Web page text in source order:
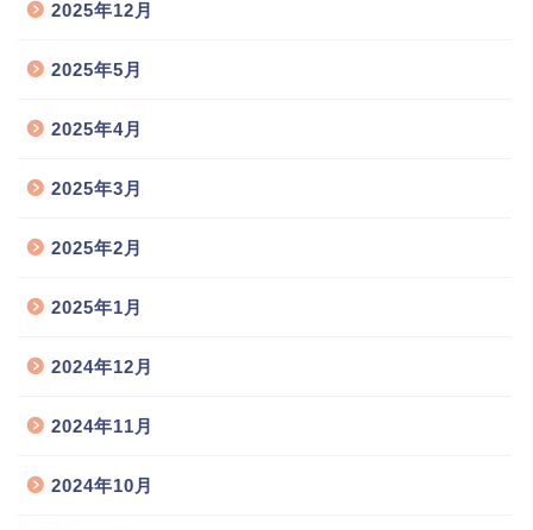
2025年12月
2025年5月
2025年4月
2025年3月
2025年2月
2025年1月
2024年12月
2024年11月
2024年10月